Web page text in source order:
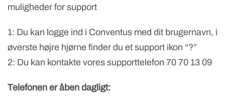
muligheder for support
1: Du kan logge ind i Conventus med dit brugernavn, i
øverste højre hjørne finder du et support ikon “?”
2: Du kan kontakte vores supporttelefon 70 70 13 09
Telefonen er åben dagligt: